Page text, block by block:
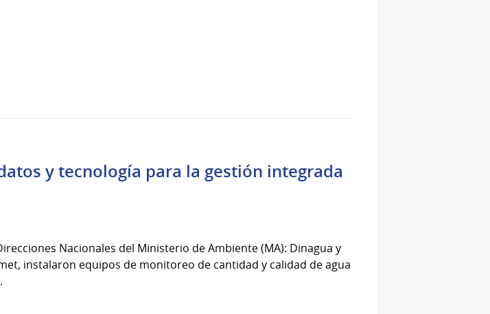
y tecnología para la gestión integrada
Nacionales del Ministerio de Ambiente (MA): Dinagua y
instalaron equipos de monitoreo de cantidad y calidad de agua